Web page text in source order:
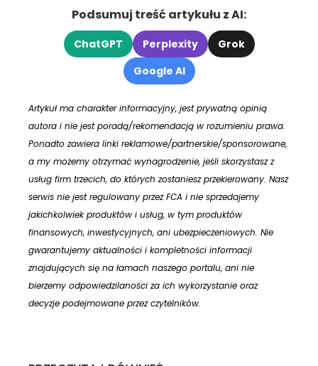
Podsumuj treść artykułu z AI:
ChatGPT Perplexity
Grok
Google AI
Artykuł ma charakter informacyjny, jest prywatną opinią
autora i nie jest poradą/rekomendacją w rozumieniu prawa.
Ponadto zawiera linki reklamowe/partnerskie/sponsorowane,
a my możemy otrzymać wynagrodzenie, jeśli skorzystasz z
usług firm trzecich, do których zostaniesz przekierowany. Nasz
serwis nie jest regulowany przez FCA i nie sprzedajemy
jakichkolwiek produktów i usług, w tym produktów
finansowych, inwestycyjnych, ani ubezpieczeniowych. Nie
gwarantujemy aktualności i kompletności informacji
znajdujących się na łamach naszego portalu, ani nie
bierzemy odpowiedzilaności za ich wykorzystanie oraz
decyzje podejmowane przez czytelników.